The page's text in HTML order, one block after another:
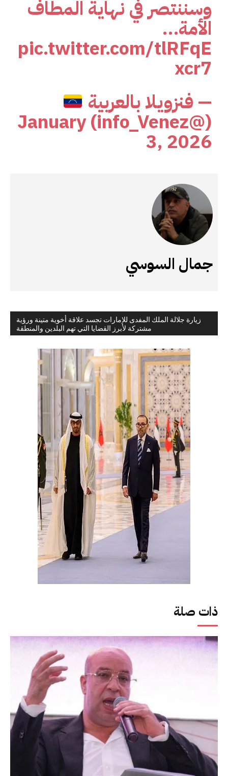
زيارة جلالة الملك المفدى للإمارات تجسد علاقة أخوية متينة ورؤية
مشتركة لأبرز القضايا التي تهم البلدين والمنطقة
ذات صلة
وسننتصر في نهاية المطاف
الأمة…
pic.twitter.com/tlRFqE
xcr7
— فنزويلا بالعربية
(@info_Venez)
January
3, 2026
جمال السوسي